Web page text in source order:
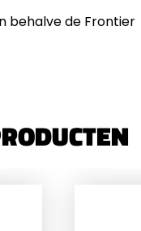
behalve de Frontier